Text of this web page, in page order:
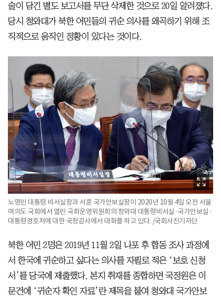
술이 담긴 별도 보고서를 무단 삭제한 것으로 20일 알려졌다.
당시 청와대가 북한 어민들의 귀순 의사를 왜곡하기 위해 조
직적으로 움직인 정황이 있다는 것이다.
노영민 대통령 비서실장과 서훈 국가안보실장이 2020년 10월 4일 오전 서울
여의도 국회에서 열린 국회운영위원회의 청와대 대통령비서실·국가안보실·
대통령경호처에 대한 국정감사에서 대화를 하고 있다. /국회사진기자단
북한 어민 2명은 2019년 11월 2일 나포 후 합동 조사 과정에
서 한국에 귀순하고 싶다는 의사를 자필로 적은 ‘보호 신청
서’를 당국에 제출했다. 본지 취재를 종합하면 국정원은 이
문건에 ‘귀순자 확인 자료’란 제목을 붙여 청와대 국가안보